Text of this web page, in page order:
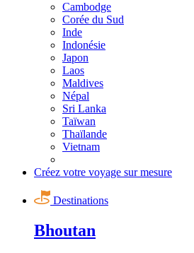
Cambodge
Corée du Sud
Inde
Indonésie
Japon
Laos
Maldives
Népal
Sri Lanka
Taïwan
Thaïlande
Vietnam
Créez votre voyage sur mesure
Destinations
Bhoutan